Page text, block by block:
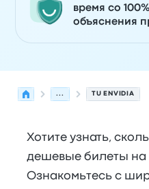
время со
объяснения
... TU ENVIDIA
Хотите узнать,
дешевые билеты на
Ознакомьтесь с